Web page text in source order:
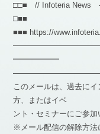
□□■ // Infoteria News
□■■
■■■ https://
━━━━━━
このメールは、過去に
方、またはイベ
ント・セミナーにご参
※メール配信の解除方法